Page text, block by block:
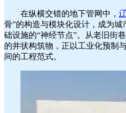
在纵横交错的地下管网中，
骨”的构造与模块化设计，成为
础设施的“神经节点”。从老旧街
的井状构筑物，正以工业化预制
间的工程范式。